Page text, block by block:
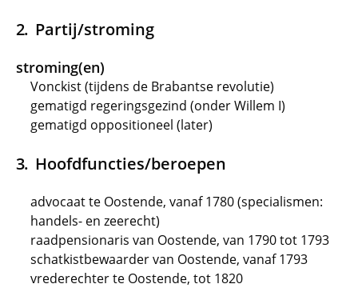
Partij/stroming
stroming(en)
Vonckist (tijdens de Brabantse revolutie)
gematigd regeringsgezind (onder Willem I)
gematigd oppositioneel (later)
Hoofdfuncties/beroepen
advocaat te Oostende, vanaf 1780 (specialismen:
handels- en zeerecht)
raadpensionaris van Oostende, van 1790 tot 1793
schatkistbewaarder van Oostende, vanaf 1793
vrederechter te Oostende, tot 1820